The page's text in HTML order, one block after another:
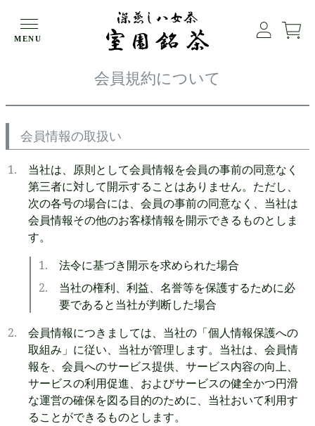
MENU
HOME 会員規約について
会員規約について
会員情報の取扱い
当社は、原則として会員情報を会員の事前の同意なく
第三者に対して開示することはありません。ただし、
次の各号の場合には、会員の事前の同意なく、当社は
会員情報その他のお客様情報を開示できるものとしま
す。
法令に基づき開示を求められた場合
当社の権利、利益、名誉等を保護するために必
要であると当社が判断した場合
会員情報につきましては、当社の「個人情報保護への
取組み」に従い、当社が管理します。当社は、会員情
報を、会員へのサービス提供、サービス内容の向上、
サービスの利用促進、およびサービスの健全かつ円滑
な運営の確保を図る目的のために、当社おいて利用す
ることができるものとします。